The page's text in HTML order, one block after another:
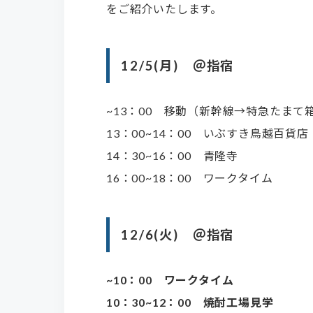
をご紹介いたします。
12/5(月) ＠指宿
~13：00 移動（新幹線→特急たまて
13：00~14：00 いぶすき鳥越百貨店
14：30~16：00 青隆寺
16：00~18：00 ワークタイム
12/6(火) ＠指宿
~10：00 ワークタイム
10：30~12：00 焼酎工場見学